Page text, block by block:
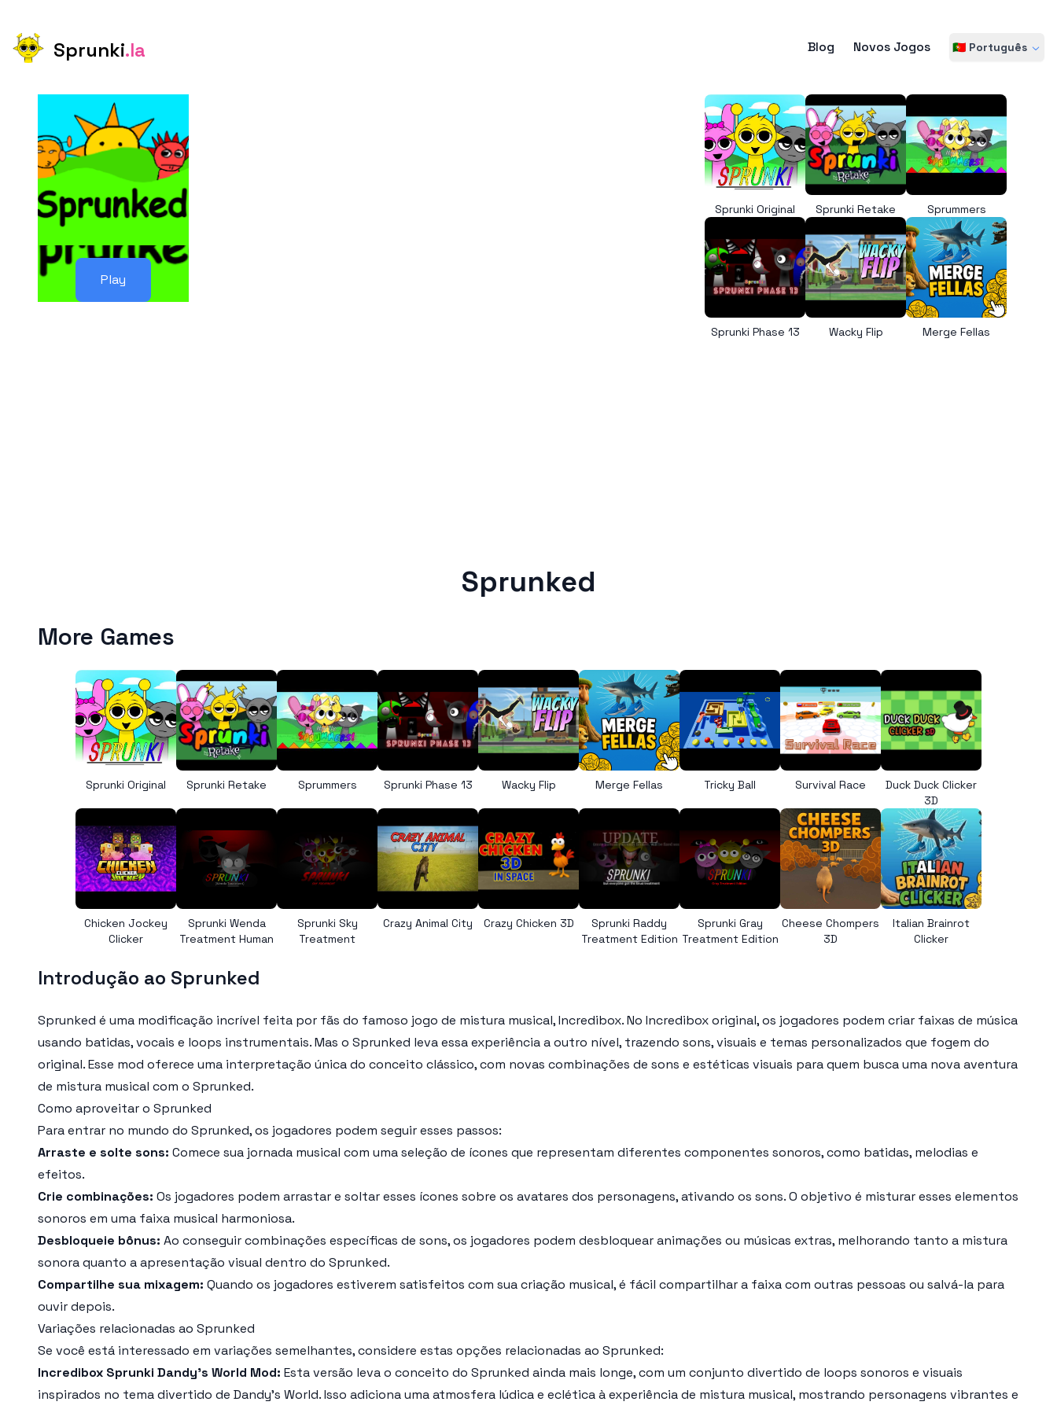
Sprunki.la Blog Novos Jogos 🇵🇹 Português
Play
Sprunki Original Sprunki Retake Sprummers
Sprunki Phase 13 Wacky Flip Merge Fellas
Sprunked
More Games
Sprunki Original Sprunki Retake Sprummers Sprunki Phase 13 Wacky Flip Merge Fellas Tricky Ball Survival Race
Duck Duck Clicker
3D
Chicken Jockey
Clicker
Sprunki Wenda
Treatment Human
Sprunki Sky
Treatment
Crazy Animal City Crazy Chicken 3D
Sprunki Raddy
Treatment Edition
Sprunki Gray
Treatment Edition
Cheese Chompers
3D
Italian Brainrot
Clicker
Introdução ao Sprunked
Sprunked é uma modificação incrível feita por fãs do famoso jogo de mistura musical, Incredibox. No Incredibox original, os jogadores podem criar faixas de música
usando batidas, vocais e loops instrumentais. Mas o Sprunked leva essa experiência a outro nível, trazendo sons, visuais e temas personalizados que fogem do
original. Esse mod oferece uma interpretação única do conceito clássico, com novas combinações de sons e estéticas visuais para quem busca uma nova aventura
de mistura musical com o Sprunked.
Como aproveitar o Sprunked
Para entrar no mundo do Sprunked, os jogadores podem seguir esses passos:
Arraste e solte sons: Comece sua jornada musical com uma seleção de ícones que representam diferentes componentes sonoros, como batidas, melodias e
efeitos.
Crie combinações: Os jogadores podem arrastar e soltar esses ícones sobre os avatares dos personagens, ativando os sons. O objetivo é misturar esses elementos
sonoros em uma faixa musical harmoniosa.
Desbloqueie bônus: Ao conseguir combinações específicas de sons, os jogadores podem desbloquear animações ou músicas extras, melhorando tanto a mistura
sonora quanto a apresentação visual dentro do Sprunked.
Compartilhe sua mixagem: Quando os jogadores estiverem satisfeitos com sua criação musical, é fácil compartilhar a faixa com outras pessoas ou salvá-la para
ouvir depois.
Variações relacionadas ao Sprunked
Se você está interessado em variações semelhantes, considere estas opções relacionadas ao Sprunked:
Incredibox Sprunki Dandy's World Mod: Esta versão leva o conceito do Sprunked ainda mais longe, com um conjunto divertido de loops sonoros e visuais
inspirados no tema divertido de Dandy's World. Isso adiciona uma atmosfera lúdica e eclética à experiência de mistura musical, mostrando personagens vibrantes e